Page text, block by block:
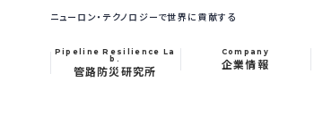
ニューロン・テクノロジーで世界に貢献する
Pipeline Resilience La
b.
管路防災研究所
Company
企業情報